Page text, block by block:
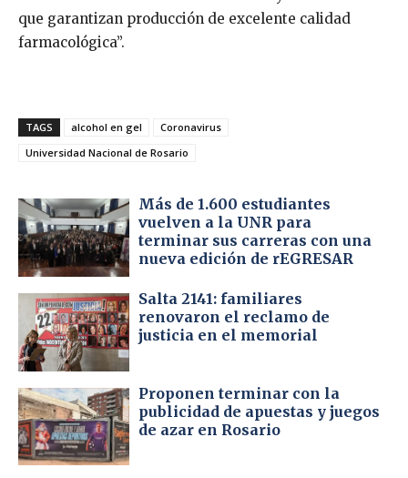
que garantizan producción de excelente calidad
farmacológica”.
TAGS alcohol en gel
Coronavirus
Universidad Nacional de Rosario
Más de 1.600 estudiantes
vuelven a la UNR para
terminar sus carreras con una
nueva edición de rEGRESAR
Salta 2141: familiares
renovaron el reclamo de
justicia en el memorial
Proponen terminar con la
publicidad de apuestas y juegos
de azar en Rosario